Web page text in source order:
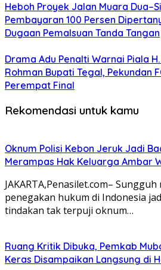
Heboh Proyek Jalan Muara
Pembayaran 100 Persen
Dugaan Pemalsuan Tanda Tangan
Drama Adu Penalti Warnai Piala
Rohman Bupati Tegal, Pekundan
Perempat Final
Rekomendasi untuk kamu
Oknum Polisi Kebon Jeruk Jadi
Merampas Hak Keluarga Ambar
JAKARTA,Penasilet.com–
penegakan hukum di Indonesia
tindakan tak terpuji oknum…
Ruang Kritik Dibuka, Pemkab
Keras Disampaikan Langsung di